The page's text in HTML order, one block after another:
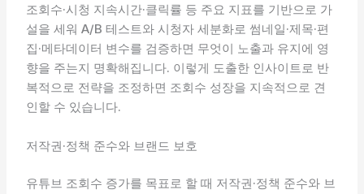
조회수·시청 지속시간·클릭률 등 주요 지표를 기반으로 가
설을 세워 A/B 테스트와 시청자 세분화로 썸네일·제목·편
집·메타데이터 변수를 검증하면 무엇이 노출과 유지에 영
향을 주는지 명확해집니다. 이렇게 도출한 인사이트로 반
복적으로 전략을 조정하면 조회수 성장을 지속적으로 견
인할 수 있습니다.
저작권·정책 준수와 브랜드 보호
유튜브 조회수 증가를 목표로 할 때 저작권·정책 준수와 브